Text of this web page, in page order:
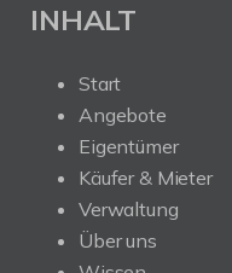
INHALT
Start
Angebote
Eigentümer
Käufer & Mieter
Verwaltung
Über uns